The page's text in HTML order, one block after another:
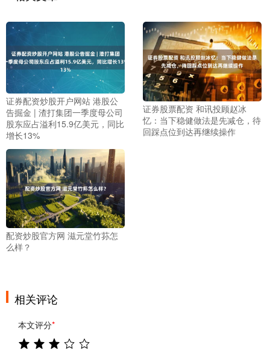
证券配资炒股开户网站 港股公
告掘金 | 渣打集团一季度母公司
股东应占溢利15.9亿美元，同比
增长13%
证券股票配资 和讯投顾赵冰
忆：当下稳健做法是先减仓，待
回踩点位到达再继续操作
配资炒股官方网 滋元堂竹荪怎
么样？
相关评论
本文评分*